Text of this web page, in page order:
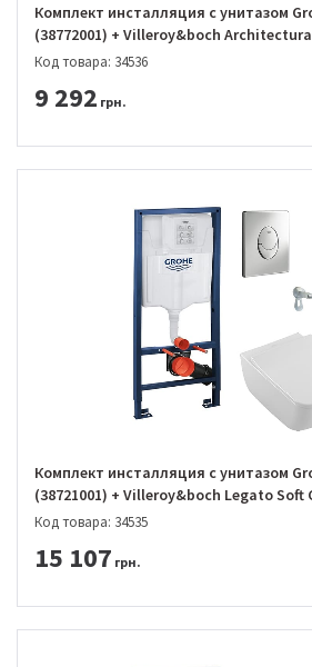
Комплект инсталляция с унитазом
(38772001) + Villeroy&boch
DirectFlush (5685HR01)
Код товара: 34536
9 292 грн.
Комплект инсталляция с унитазом
(38721001) + Villeroy&boch Legato Soft
(5663RS01)
Код товара: 34535
15 107 грн.